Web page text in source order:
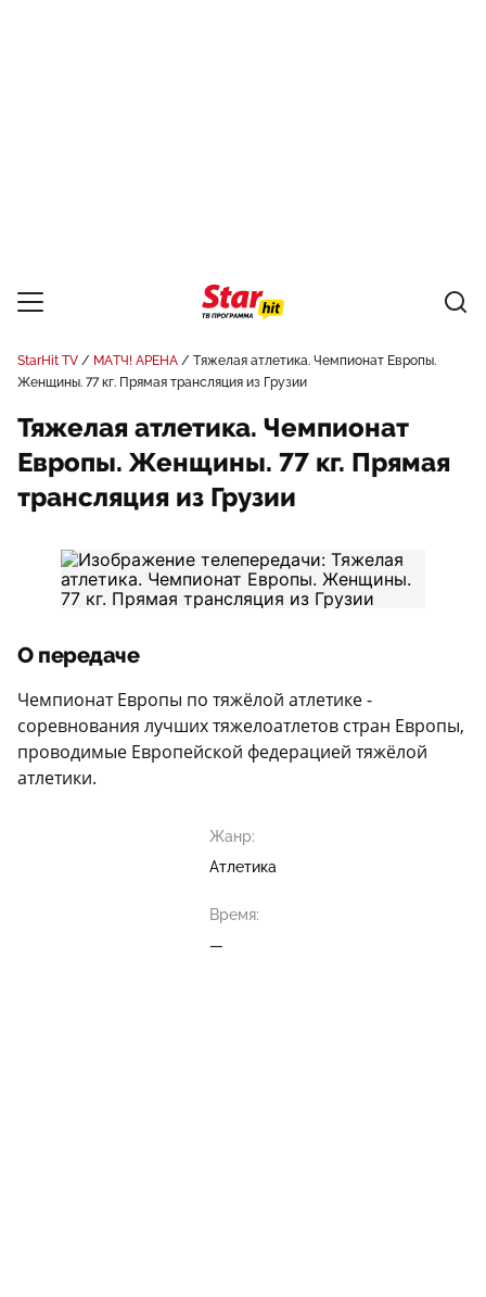
StarHit TV МАТЧ! АРЕНА
Тяжелая атлетика. Чемпионат Европы.
Женщины. 77 кг. Прямая трансляция из Грузии
Тяжелая атлетика. Чемпионат
Европы. Женщины. 77 кг. Прямая
трансляция из Грузии
О передаче
Чемпионат Европы по тяжёлой атлетике -
соревнования лучших тяжелоатлетов стран Европы,
проводимые Европейской федерацией тяжёлой
атлетики.
Жанр:
Атлетика
Время:
—